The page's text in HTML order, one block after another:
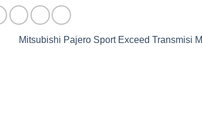
Mitsubishi Pajero Sport Exceed Transmisi